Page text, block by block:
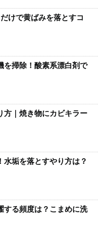
けで黄ばみを落とすコ
を掃除！酸素系漂白剤で
方｜焼き物にカビキラー
水垢を落とすやり方は？
する頻度は？こまめに洗